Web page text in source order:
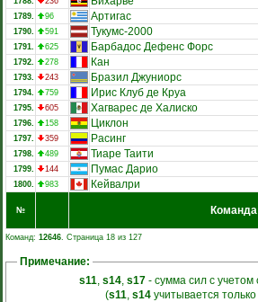
1789. 96 Артигас
1790. 591 Тукумс-2000
1791. 625 Барбадос Дефенс Форс
1792. 278 Кан
1793. 243 Бразил Джуниорс
1794. 759 Ирис Клуб де Круа
1795. 605 Хагварес де Халиско
1796. 158 Циклон
1797. 359 Расинг
1798. 489 Тиаре Таити
1799. 144 Пумас Дарио
1800. 983 Кейвалри
№ Команда
Команд: 12646. Страница 18 из 127
Примечание:
s11, s14, s17- сумма сил с учетом
(s11, s14 учитывается